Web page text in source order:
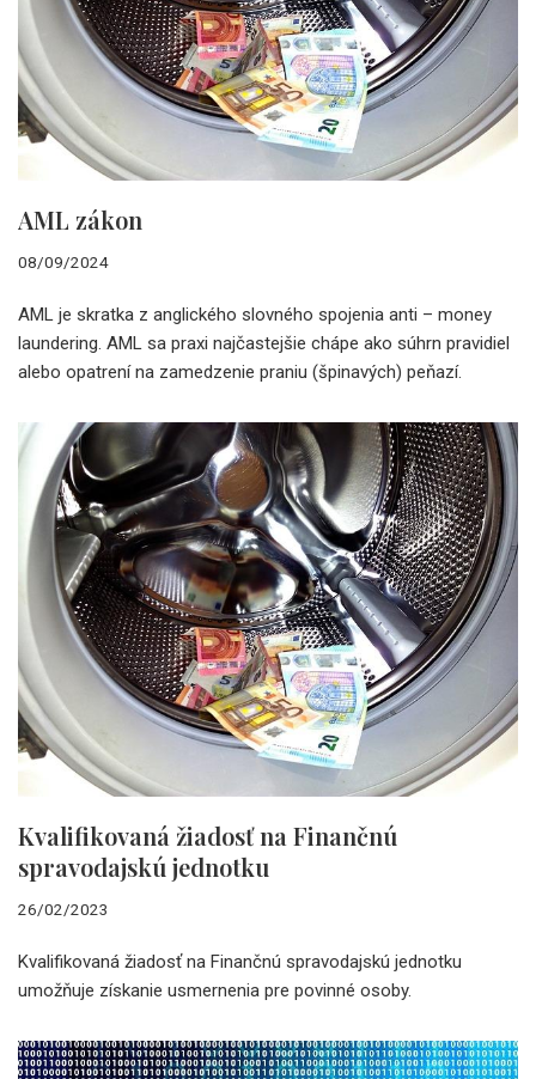
AML zákon
08/09/2024
AML je skratka z anglického slovného spojenia anti – money
laundering. AML sa praxi najčastejšie chápe ako súhrn pravidiel
alebo opatrení na zamedzenie praniu (špinavých) peňazí.
Kvalifikovaná žiadosť na Finančnú
spravodajskú jednotku
26/02/2023
Kvalifikovaná žiadosť na Finančnú spravodajskú jednotku
umožňuje získanie usmernenia pre povinné osoby.